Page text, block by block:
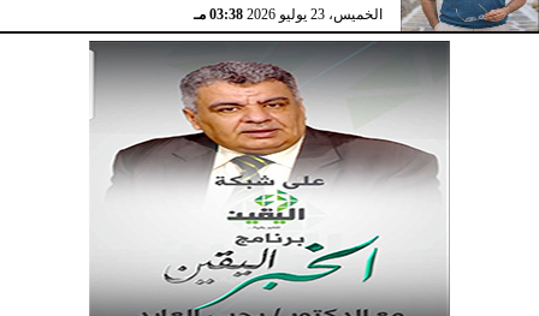
الخميس، 23 يوليو 2026 03:38 مـ